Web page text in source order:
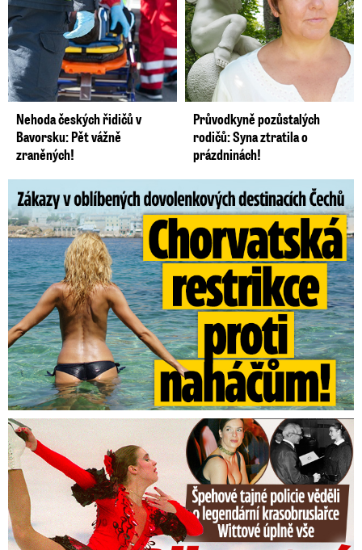
Nehoda českých řidičů v
Bavorsku: Pět vážně
zraněných!
Průvodkyně pozůstalých
rodičů: Syna ztratila o
prázdninách!
Zákazy v dovolenkových rájích: Restrikce proti naháčům!
Tajná policie špehovala krasobruslařku Wittovou: Pikantní ...